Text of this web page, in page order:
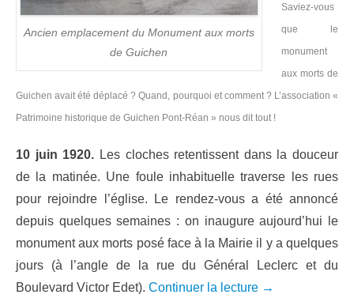
Ancien emplacement du Monument aux morts
de Guichen
Saviez-vous
que le
monument
aux morts de
Guichen avait été déplacé ? Quand, pourquoi et comment ? L’association «
Patrimoine historique de Guichen Pont-Réan » nous dit tout !
10 juin 1920. Les cloches retentissent dans la douceur
de la matinée. Une foule inhabituelle traverse les rues
pour rejoindre l’église. Le rendez-vous a été annoncé
depuis quelques semaines : on inaugure aujourd’hui le
monument aux morts posé face à la Mairie il y a quelques
jours (à l’angle de la rue du Général Leclerc et du
Boulevard Victor Edet). Continuer la lecture →